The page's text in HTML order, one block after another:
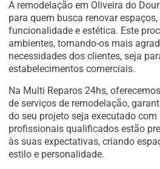
A remodelação em Oliveira do
para quem busca renovar
funcionalidade e estética. Este
ambientes, tornando-os mais
necessidades dos clientes, seja
estabelecimentos comerciais.
Na Multi Reparos 24hs,
de serviços de remodelação,
do seu projeto seja executado
profissionais qualificados estão
às suas expectativas, criando
estilo e personalidade.